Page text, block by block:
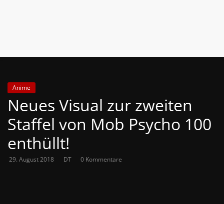
findest
die
aktuellsten
Anime-
News
aus
Japan
Deutschland
Anime
Neues Visual zur zweiten
Staffel von Mob Psycho 100
enthüllt!
29. August 2018 DT 0 Kommentare